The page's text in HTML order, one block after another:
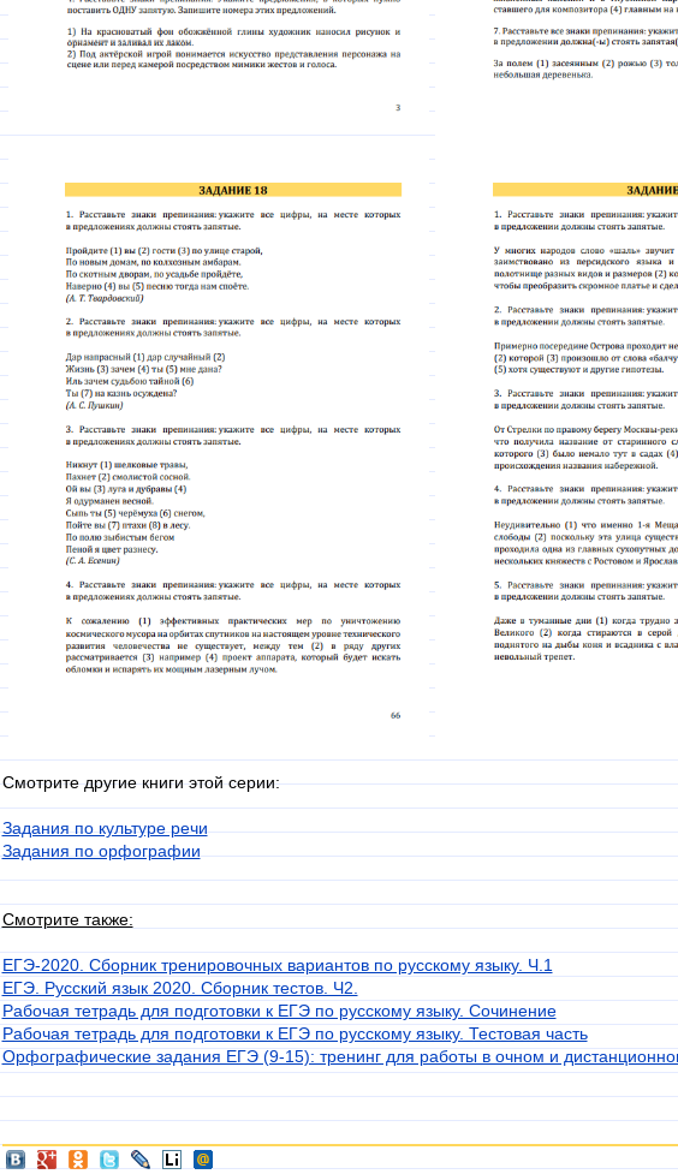
Смотрите другие книги этой серии:
Задания по культуре речи
Задания по орфографии
Смотрите также:
ЕГЭ-2020. Сборник тренировочных вариантов по русскому языку. Ч.1
ЕГЭ. Русский язык 2020. Сборник тестов. Ч2.
Рабочая тетрадь для подготовки к ЕГЭ по русскому языку. Сочинение
Рабочая тетрадь для подготовки к ЕГЭ по русскому языку. Тестовая часть
Орфографические задания ЕГЭ (9-15): тренинг для работы в очном и